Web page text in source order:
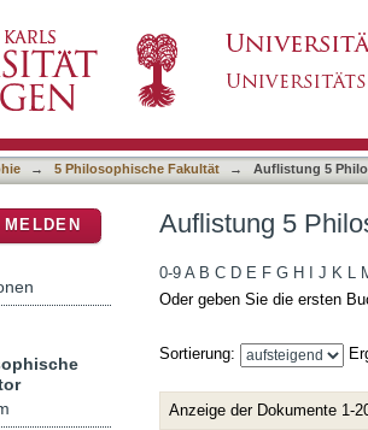
→ 5 Philosophische Fakultät → Auflistung 5
Auflistung 5
0-9 A B C D E F G H J K L
Oder geben Sie die ersten
Sortierung:
Anzeige der Dokumente 1-